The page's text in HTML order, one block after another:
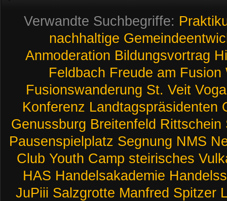
Verwandte Suchbegriffe:
nachhaltige
Anmoderation Bildungsvortrag
Feldbach Freude am Fusion
Fusionswanderung St. Veit
Konferenz Landtagspräsidenten
Genussburg Breitenfeld Rittschein
Pausenspielplatz Segnung NMS
Club Youth Camp steirisches
HAS Handelsakademie
JuPiii Salzgrotte Manfred Spitzer